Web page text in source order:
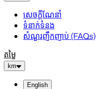
សេចក្តីណែនាំ
ទំនាក់ទំនង
សំណួរញឹកញាប់ (FAQs)
តម្លៃ
km
English